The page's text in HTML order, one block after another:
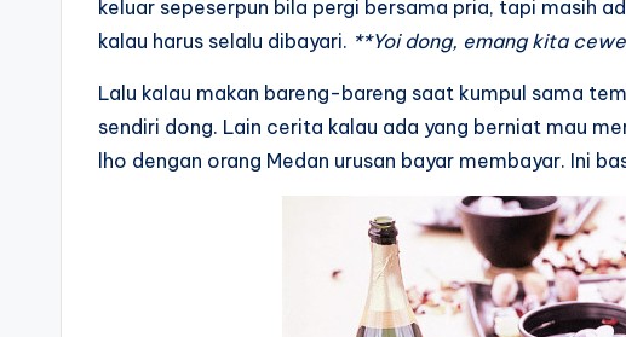
keluar sepeserpun bila pergi bersama pria, tapi masih
kalau harus selalu dibayari. **Yoi dong, emang kita
Lalu kalau makan bareng-bareng saat kumpul sama
sendiri dong. Lain cerita kalau ada yang berniat mau
lho dengan orang Medan urusan bayar membayar. Ini